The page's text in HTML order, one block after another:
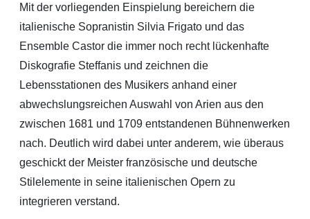
Mit der vorliegenden Einspielung bereichern die
italienische Sopranistin Silvia Frigato und das
Ensemble Castor die immer noch recht lückenhafte
Diskografie Steffanis und zeichnen die
Lebensstationen des Musikers anhand einer
abwechslungsreichen Auswahl von Arien aus den
zwischen 1681 und 1709 entstandenen Bühnenwerken
nach. Deutlich wird dabei unter anderem, wie überaus
geschickt der Meister französische und deutsche
Stilelemente in seine italienischen Opern zu
integrieren verstand.